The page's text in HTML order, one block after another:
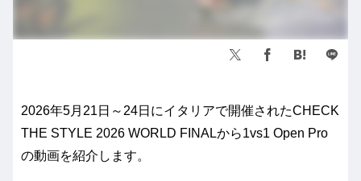
2026年5月21日～24日にイタリアで開催されたCHECK
THE STYLE 2026 WORLD FINALから1vs1 Open Pro
の動画を紹介します。